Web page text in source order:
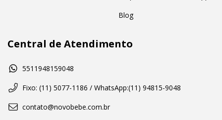
Blog
Central de Atendimento
5511948159048
Fixo: (11) 5077-1186 / WhatsApp:(11) 94815-9048
contato@novobebe.com.br